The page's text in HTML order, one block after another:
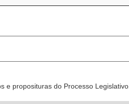
e proposituras do Processo Legislativo.